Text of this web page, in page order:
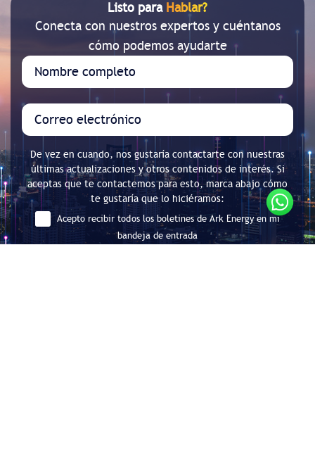
Listo para Hablar?
Conecta con nuestros expertos y cuéntanos
cómo podemos ayudarte
De vez en cuando, nos gustaría contactarte con nuestras
últimas actualizaciones y otros contenidos de interés. Si
aceptas que te contactemos para esto, marca abajo cómo
te gustaría que lo hiciéramos:
Acepto recibir todos los boletines de Ark Energy en mi
bandeja de entrada